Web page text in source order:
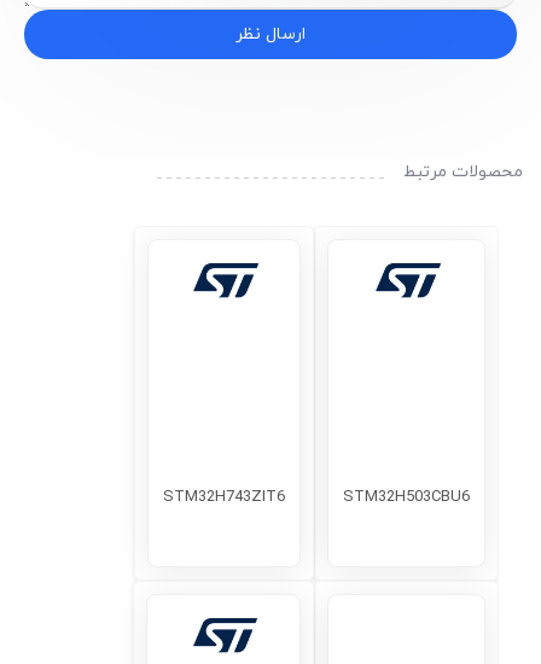
ارسال نظر
محصولات مرتبط
STM32H503CBU6
STM32H743ZIT6